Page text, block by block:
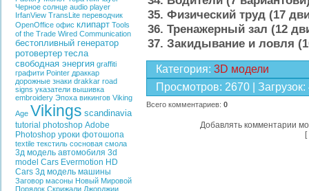
Черное солнце audio player
IrfanView TransLite переводчик
OpenOffice офис клипарт Tools
of the Trade Wired Communication
бестопливный генератор
ротовертер тесла
свободная энергия graffiti
графити Pointer драккар
дорожные знаки drakkar road
signs указатели вышивка
embroidery Эпоха викингов Viking
Age Vikings scandinavia
tutorial photoshop Adobe
Photoshop уроки фотошопа
textile текстиль сосновая смола
3д модель автомобиля 3d
model Cars Evermotion HD
Cars 3д модель машины
Заговор масоны Новый Мировой
Порядок Скрижали Джорджии
35. Физический труд (17
36. Тренажерный зал (12
37. Закидывание и ловля
Категория: 3D модели
Просмотров: 2670 Загрузок:
Всего комментариев: 0
Добавлять комментарии
[